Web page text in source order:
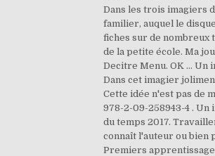
Dans les trois imagiers
familier, auquel le
fiches sur de nombreux
de la petite école. Ma
Decitre Menu. OK ... Un
Dans cet imagier
Cette idée n'est pas de
978-2-09-258943-4 . Un
du temps 2017.
connaît l'auteur ou bien
Premiers